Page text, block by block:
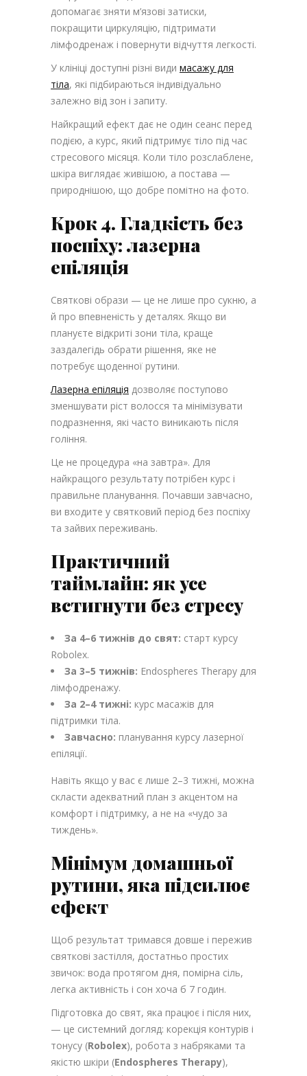
допомагає зняти м’язові затиски,
покращити циркуляцію, підтримати
лімфодренаж і повернути відчуття легкості.
У клініці доступні різні види масажу для
тіла, які підбираються індивідуально
залежно від зон і запиту.
Найкращий ефект дає не один сеанс перед
подією, а курс, який підтримує тіло під час
стресового місяця. Коли тіло розслаблене,
шкіра виглядає живішою, а постава —
природнішою, що добре помітно на фото.
Крок 4. Гладкість без
поспіху: лазерна
епіляція
Святкові образи — це не лише про сукню, а
й про впевненість у деталях. Якщо ви
плануєте відкриті зони тіла, краще
заздалегідь обрати рішення, яке не
потребує щоденної рутини.
Лазерна епіляція дозволяє поступово
зменшувати ріст волосся та мінімізувати
подразнення, які часто виникають після
гоління.
Це не процедура «на завтра». Для
найкращого результату потрібен курс і
правильне планування. Почавши завчасно,
ви входите у святковий період без поспіху
та зайвих переживань.
Практичний
таймлайн: як усе
встигнути без стресу
За 4–6 тижнів до свят: старт курсу
Robolex.
За 3–5 тижнів: Endospheres Therapy для
лімфодренажу.
За 2–4 тижні: курс масажів для
підтримки тіла.
Завчасно: планування курсу лазерної
епіляції.
Навіть якщо у вас є лише 2–3 тижні, можна
скласти адекватний план з акцентом на
комфорт і підтримку, а не на «чудо за
тиждень».
Мінімум домашньої
рутини, яка підсилює
ефект
Щоб результат тримався довше і пережив
святкові застілля, достатньо простих
звичок: вода протягом дня, помірна сіль,
легка активність і сон хоча б 7 годин.
Підготовка до свят, яка працює і після них,
— це системний догляд: корекція контурів і
тонусу (Robolex), робота з набряками та
якістю шкіри (Endospheres Therapy),